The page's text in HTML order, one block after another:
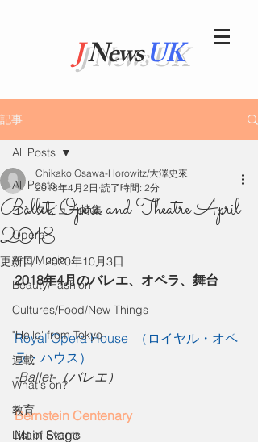
JNewsUK
記事
All Posts
インタビュー特集
Opera
Arts/Music
Beauty/Fashion
Cultures/Food/New Things
"Hello' from Tokyo
連載
What's on?
教育
List of Events
All Posts
Ballet, Opera and Theatre April
2018
Chikako Osawa-Horowitz/大澤史來
2018年4月2日 読了時間: 2分
更新日：2020年10月3日
2018年4月のバレエ、オペラ、舞台
Royal Opera House
（ロイヤル・オペ
ラ・ハウス）
-Ballet-（バレエ）
Bernstein Centenary
Main Stage